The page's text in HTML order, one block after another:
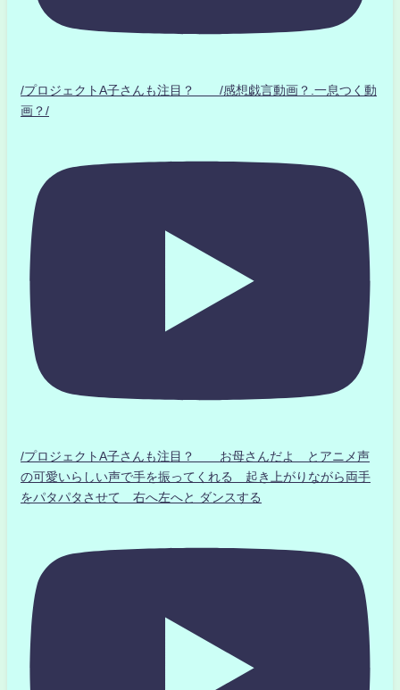
/プロジェクトA子さんも注目？ /感想戯言動画？.一息つく動
画？/
/プロジェクトA子さんも注目？ お母さんだよ とアニメ声
の可愛いらしい声で手を振ってくれる 起き上がりながら両手
をパタパタさせて 右へ左へと ダンスする